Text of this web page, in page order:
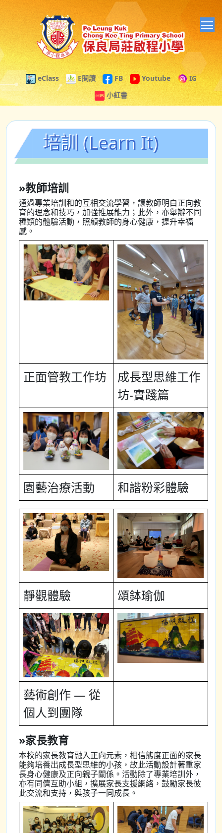
eClass E閱讀 FB Youtube
IG
小紅書
培訓 (Learn It)
»教師培訓
通過專業培訓和的互相交流學習，讓教師明白正向教
育的理念和技巧，加強推展能力；此外，亦舉辦不同
種類的體驗活動，照顧教師的身心健康，提升幸福
感。
正面管教工作坊
成長型思維工作
坊-實踐篇
園藝治療活動 和諧粉彩體驗
靜觀體驗 頌鉢瑜伽
藝術創作 — 從
個人到團隊
»家長教育
本校的家長教育融入正向元素，相信態度正面的家長
能夠培養出成長型思維的小孩，故此活動設計著重家
長身心健康及正向親子關係。活動除了專業培訓外，
亦有同儕互助小組，擴展家長支援網絡，鼓勵家長彼
此交流和支持，與孩子一同成長。